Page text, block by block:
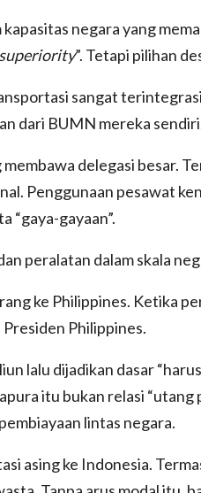
negara yang
”. Tetapi pilihan
sangat
dari BUMN mereka
delegasi besar.
Penggunaan pesawat
“gaya-gayaan”.
peralatan dalam skala
ke Philippines. Ketika
Philippines.
lalu dijadikan dasar
itu bukan relasi “utang
lintas negara.
asing ke Indonesia.